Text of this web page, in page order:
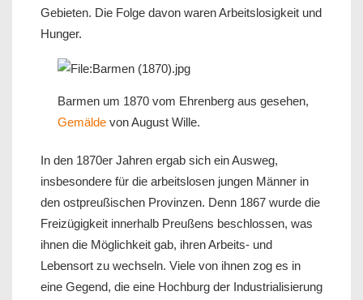
Gebieten. Die Folge davon waren Arbeitslosigkeit und
Hunger.
Barmen um 1870 vom Ehrenberg aus gesehen,
Gemälde von August Wille.
In den 1870er Jahren ergab sich ein Ausweg,
insbesondere für die arbeitslosen jungen Männer in
den ostpreußischen Provinzen. Denn 1867 wurde die
Freizügigkeit innerhalb Preußens beschlossen, was
ihnen die Möglichkeit gab, ihren Arbeits- und
Lebensort zu wechseln. Viele von ihnen zog es in
eine Gegend, die eine Hochburg der Industrialisierung